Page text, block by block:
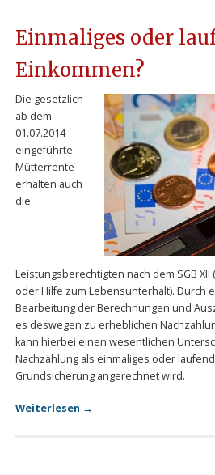
Einmaliges oder
Einkommen?
Die gesetzlich
ab dem
01.07.2014
eingeführte
Mütterrente
erhalten auch
die
Leistungsberechtigten nach dem SGB
oder Hilfe zum Lebensunterhalt). Durch
Bearbeitung der Berechnungen und
es deswegen zu erheblichen
kann hierbei einen wesentlichen
Nachzahlung als einmaliges oder
Grundsicherung angerechnet wird.
Weiterlesen →